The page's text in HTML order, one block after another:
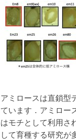
アミロースは直鎖型
ています．アミロー
はモチとして利用さ
して育種する研究が